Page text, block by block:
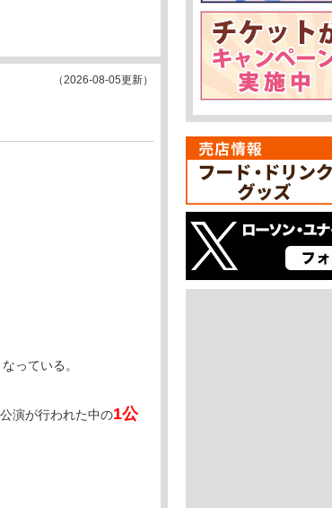
（2026-08-05更新）
っている。
演が行われた中の1公